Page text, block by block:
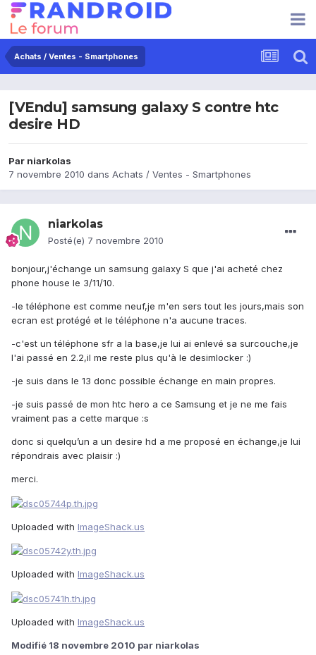
Achats / Ventes - Smartphones
[VEndu] samsung galaxy S contre htc
desire HD
Par niarkolas
7 novembre 2010 dans Achats / Ventes - Smartphones
niarkolas
Posté(e) 7 novembre 2010
bonjour,j'échange un samsung galaxy S que j'ai acheté chez
phone house le 3/11/10.
-le téléphone est comme neuf,je m'en sers tout les jours,mais son
ecran est protégé et le téléphone n'a aucune traces.
-c'est un téléphone sfr a la base,je lui ai enlevé sa surcouche,je
l'ai passé en 2.2,il me reste plus qu'à le desimlocker :)
-je suis dans le 13 donc possible échange en main propres.
-je suis passé de mon htc hero a ce Samsung et je ne me fais
vraiment pas a cette marque :s
donc si quelqu’un a un desire hd a me proposé en échange,je lui
répondrais avec plaisir :)
merci.
Uploaded with ImageShack.us
Uploaded with ImageShack.us
Uploaded with ImageShack.us
Modifié 18 novembre 2010 par niarkolas